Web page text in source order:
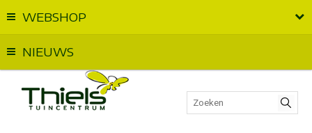
WEBSHOP
NIEUWS